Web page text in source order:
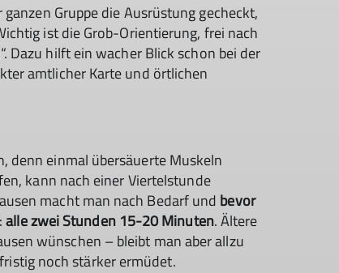
Gruppe die Ausrüstung gecheckt,
ist die Grob-Orientierung, frei nach
Dazu hilft ein wacher Blick schon bei der
amtlicher Karte und örtlichen
denn einmal übersäuerte Muskeln
kann nach einer Viertelstunde
macht man nach Bedarf und bevor
alle zwei Stunden 15-20 Minuten. Ältere
wünschen – bleibt man aber allzu
noch stärker ermüdet.